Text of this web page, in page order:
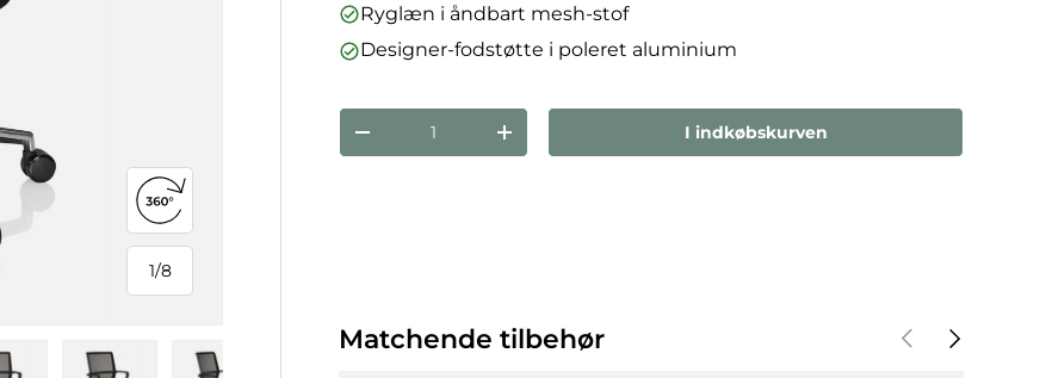
1/
af
8
Åbn 360°-visning
Ryglæn i åndbart mesh-stof
Designer-fodstøtte i poleret aluminium
Antal
Reducer mængdenForøg mængden I indkøbskurven
Matchende tilbehør ForrigeNæste